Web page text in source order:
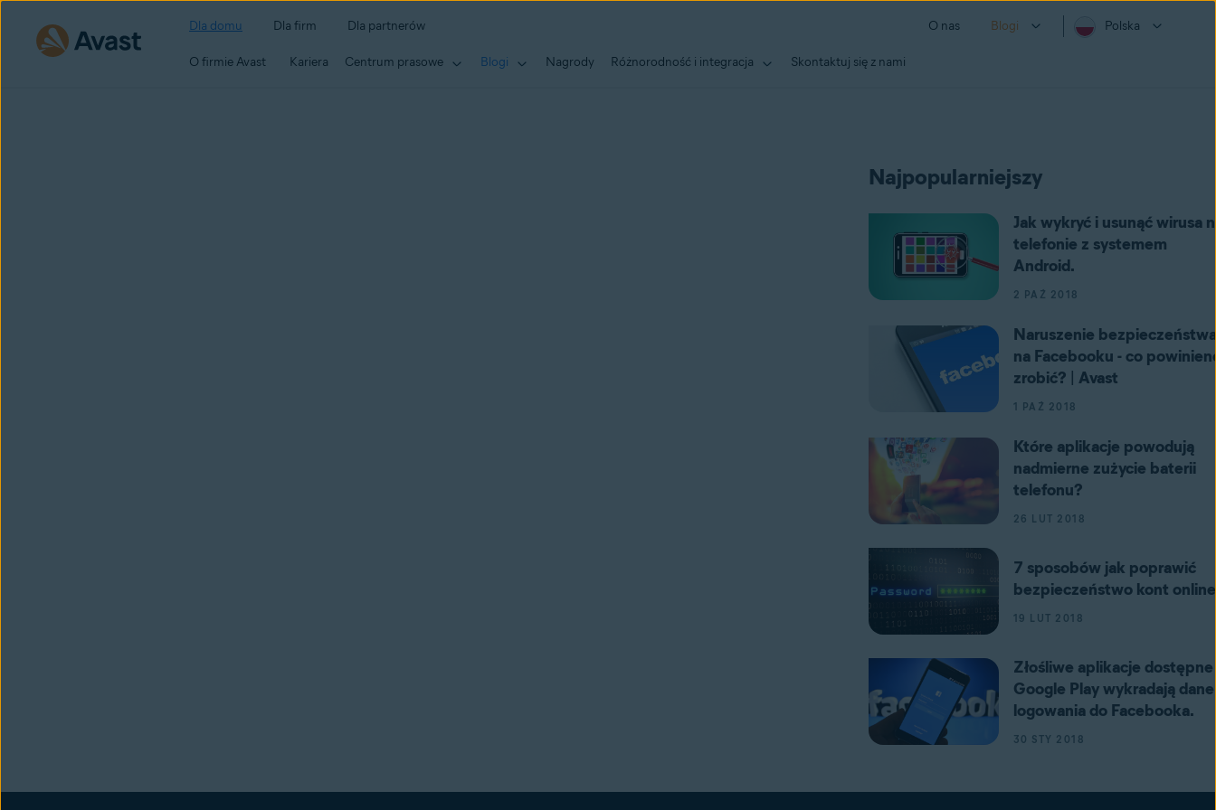
Dla domu Dla firm Dla partnerów O nas Blogi Polska
O firmie Avast Kariera Centrum prasowe Blogi Nagrody Różnorodność i integracja Skontaktuj się z nami
Najpopularniejszy
Jak wykryć i usunąć wirusa
telefonie z systemem
Android.
2 PAŹ 2018
Naruszenie bezpieczeństwa
na Facebooku - co
zrobić? | Avast
1 PAŹ 2018
Które aplikacje powodują
nadmierne zużycie baterii
telefonu?
26 LUT 2018
7 sposobów jak poprawić
bezpieczeństwo kont online
19 LUT 2018
Złośliwe aplikacje
Google Play wykradają dane
logowania do Facebooka.
30 STY 2018